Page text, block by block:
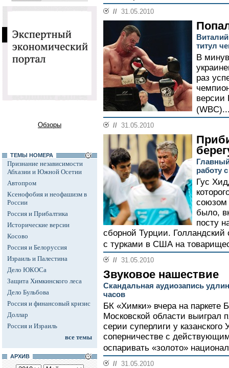
Обзоры
ТЕМЫ НОМЕРА
Признание независимости
Абхазии и Южной Осетии
Автопром
Ксенофобия и неофашизм в
России
Россия и Прибалтика
Исторические версии
Косово
Россия и Белоруссия
Израиль и Палестина
Дело ЮКОСа
Защита Химкинского леса
Дело Бульбова
Россия и финансовый кризис
Доллар
Россия и Израиль
все темы
АРХИВ
// 31.05.2010
титул
В
раз
версии
// 31.05.2010
работу
Гус
союзом
было,
посту
сборной Турции. Голландский
с турками в США на
// 31.05.2010
Звуковое нашествие
Скандальная аудиозапись
часов
БК «Химки» вчера на паркете
Московской области выиграл
серии суперлиги у
соперничестве с
оспаривать «золото»
// 31.05.2010